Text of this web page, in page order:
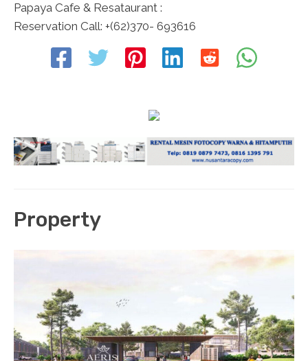
Papaya Cafe & Resataurant :
Reservation Call: +(62)370- 693616
Property